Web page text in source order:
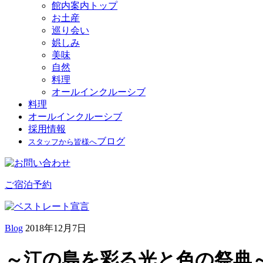
館内案内トップ
お土産
巡り会い
娯しみ
美味
自然
料理
オールインクルーシブ
料理
オールインクルーシブ
採用情報
スタッフから皆様へブログ
ご宿泊予約
Blog 2018年12月7日